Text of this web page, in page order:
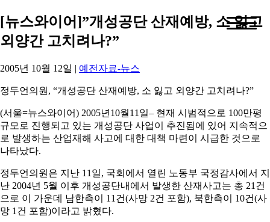
[뉴스와이어]”개성공단 산재예방, 소 잃고
외양간 고치려나?”
2005년 10월 12일 | 예전자료-뉴스
정두언의원, “개성공단 산재예방, 소 잃고 외양간 고치려나?”
(서울=뉴스와이어) 2005년10월11일– 현재 시범적으로 100만평
규모로 진행되고 있는 개성공단 사업이 추진됨에 있어 지속적으
로 발생하는 산업재해 사고에 대한 대책 마련이 시급한 것으로
나타났다.
정두언의원은 지난 11일, 국회에서 열린 노동부 국정감사에서 지
난 2004년 5월 이후 개성공단내에서 발생한 산재사고는 총 21건
으로 이 가운데 남한측이 11건(사망 2건 포함), 북한측이 10건(사
망 1건 포함)이라고 밝혔다.